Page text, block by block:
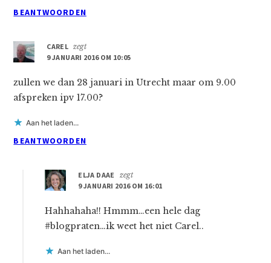
BEANTWOORDEN
CAREL zegt
9 JANUARI 2016 OM 10:05
zullen we dan 28 januari in Utrecht maar om 9.00
afspreken ipv 17.00?
Aan het laden...
BEANTWOORDEN
ELJA DAAE
zegt
9 JANUARI 2016 OM 16:01
Hahhahaha!! Hmmm…een hele dag
#blogpraten…ik weet het niet Carel..
Aan het laden...